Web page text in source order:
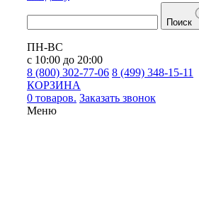
Поиск
ПН-ВС
с 10:00 до 20:00
8 (800) 302-77-06 8 (499) 348-15-11
КОРЗИНА
0 товаров. Заказать звонок
Меню